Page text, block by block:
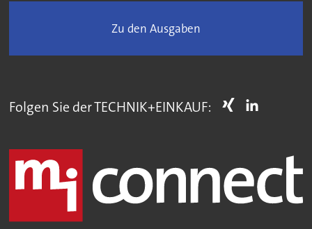
Zu den Ausgaben
Folgen Sie der TECHNIK+EINKAUF: